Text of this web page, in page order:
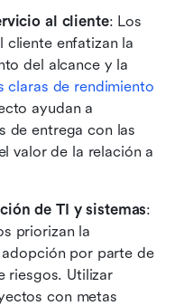
al cliente: Los
cliente enfatizan la
del alcance y la
claras de rendimiento
ayudan a
de entrega con las
valor de la relación a
de TI y sistemas:
priorizan la
por parte de
riesgos. Utilizar
con metas